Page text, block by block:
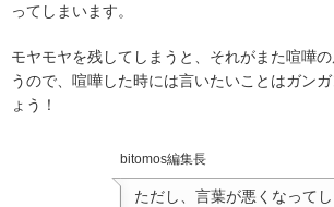
ってしまいます。
モヤモヤを残してしまうと、それがまた喧嘩
うので、喧嘩した時には言いたいことはガン
ょう！
bitomos編集長
ただし、言葉が悪くなって